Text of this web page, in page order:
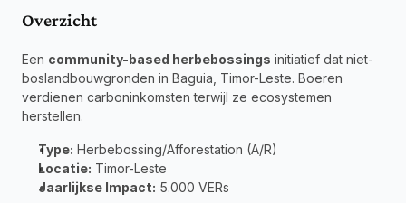
Overzicht
Een community-based herbebossings initiatief dat niet-
boslandbouwgronden in Baguia, Timor-Leste. Boeren
verdienen carboninkomsten terwijl ze ecosystemen
herstellen.
Type: Herbebossing/Afforestation (A/R)
Locatie: Timor-Leste
Jaarlijkse Impact: 5.000 VERs